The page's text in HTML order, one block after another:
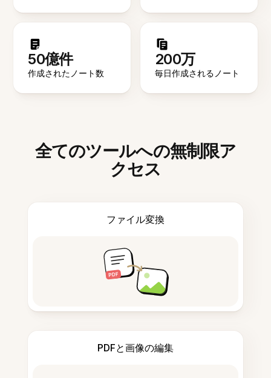
50億件
作成されたノート数
200万
毎日作成されるノート
全てのツールへの無制限ア
クセス
ファイル変換
PDFと画像の編集